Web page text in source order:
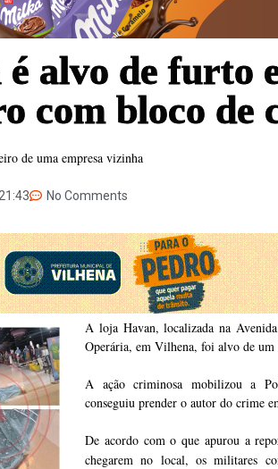
alvo de furto
com bloco de
de uma empresa vizinha
21:43 No Comments
A loja Havan, localizada na
Operária, em Vilhena, foi alvo de
A ação criminosa mobilizou a
conseguiu prender o autor do crime
De acordo com o que apurou a
chegarem no local, os militares